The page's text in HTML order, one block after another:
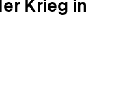
Krieg in